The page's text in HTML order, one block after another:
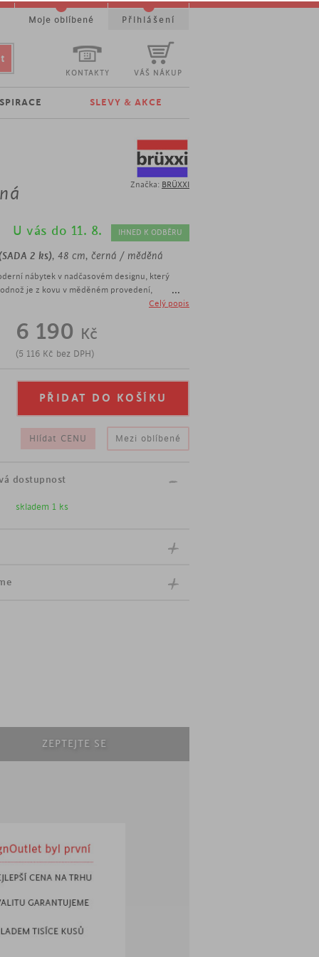
Značka: BRÜXXI
U vás do 11. 8. IHNED K ODBĚRU
2 ks), 48 cm, černá / měděná
nábytek v nadčasovém designu, který
je z kovu v měděném provedení,
do sebe zapadají
černého skla v zrcadlovém dekoru
...
Celý popis
6 190 Kč
(5 116 Kč bez DPH)
Hlídat CENU Mezi oblíbené
dostupnost
skladem 1 ks
ZEPTEJTE SE
KONTAKTY VÁŠ NÁKUP
SLEVY & AKCE
Moje oblíbené Přihlášení